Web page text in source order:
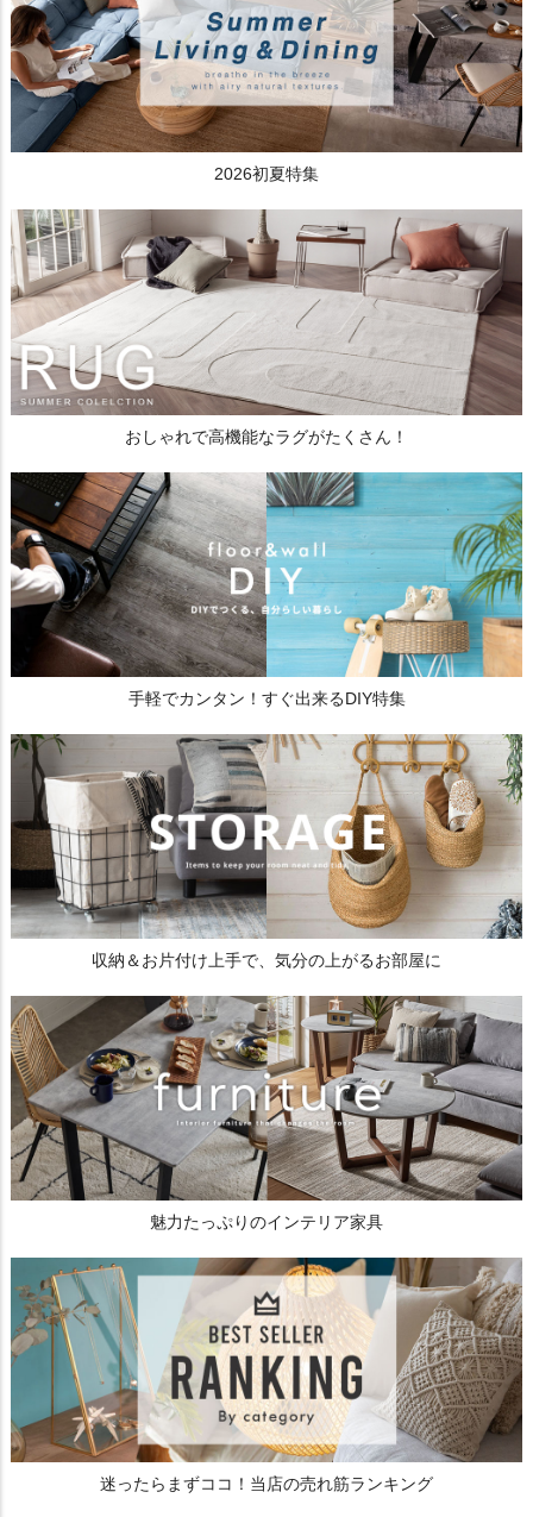
2026初夏特集
おしゃれで高機能なラグがたくさん！
手軽でカンタン！すぐ出来るDIY特集
収納＆お片付け上手で、気分の上がるお部屋に
魅力たっぷりのインテリア家具
迷ったらまずココ！当店の売れ筋ランキング